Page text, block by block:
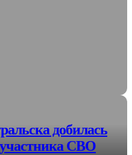
добилась
СВО